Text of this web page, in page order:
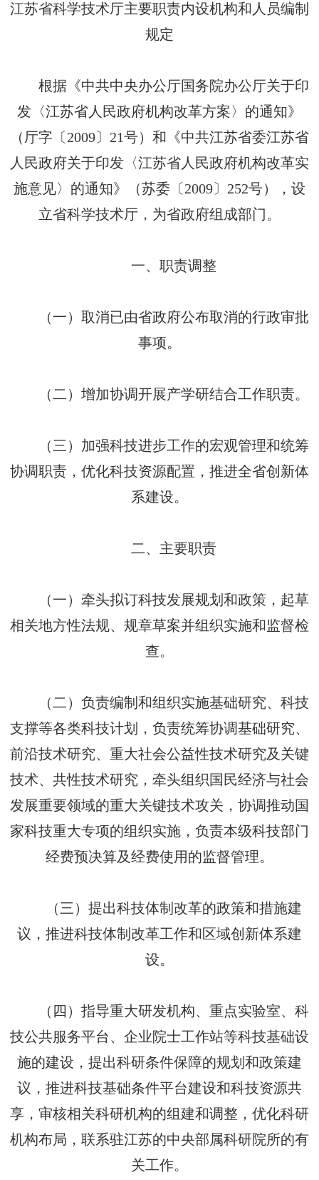
江苏省科学技术厅主要职责内设机构和人员编制
规定
根据《中共中央办公厅国务院办公厅关于印
发〈江苏省人民政府机构改革方案〉的通知》
（厅字〔2009〕21号）和《中共江苏省委江苏省
人民政府关于印发〈江苏省人民政府机构改革实
施意见〉的通知》（苏委〔2009〕252号），设
立省科学技术厅，为省政府组成部门。
一、职责调整
（一）取消已由省政府公布取消的行政审批
事项。
（二）增加协调开展产学研结合工作职责。
（三）加强科技进步工作的宏观管理和统筹
协调职责，优化科技资源配置，推进全省创新体
系建设。
二、主要职责
（一）牵头拟订科技发展规划和政策，起草
相关地方性法规、规章草案并组织实施和监督检
查。
（二）负责编制和组织实施基础研究、科技
支撑等各类科技计划，负责统筹协调基础研究、
前沿技术研究、重大社会公益性技术研究及关键
技术、共性技术研究，牵头组织国民经济与社会
发展重要领域的重大关键技术攻关，协调推动国
家科技重大专项的组织实施，负责本级科技部门
经费预决算及经费使用的监督管理。
（三）提出科技体制改革的政策和措施建
议，推进科技体制改革工作和区域创新体系建
设。
（四）指导重大研发机构、重点实验室、科
技公共服务平台、企业院士工作站等科技基础设
施的建设，提出科研条件保障的规划和政策建
议，推进科技基础条件平台建设和科技资源共
享，审核相关科研机构的组建和调整，优化科研
机构布局，联系驻江苏的中央部属科研院所的有
关工作。